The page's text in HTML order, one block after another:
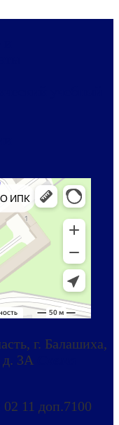
г. Балашиха,
д. 3А
02 11 доп.7100